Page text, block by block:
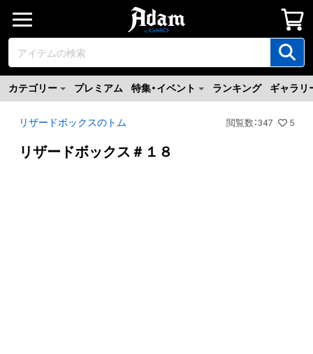
カテゴリー プレミアム 特集・イベント ランキング ギャラリ
リザードボックスのトム 閲覧数 ： 347 5
リザードボックス＃１８